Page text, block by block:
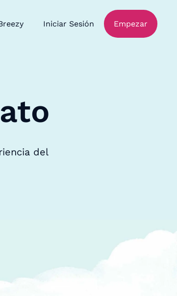
Iniciar Sesión Empezar
del